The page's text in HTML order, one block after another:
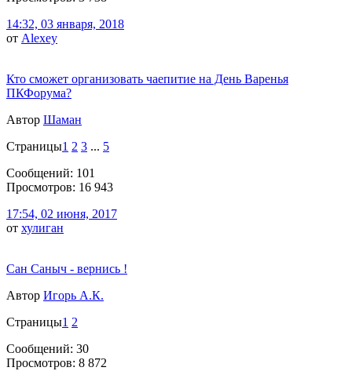
14:32, 03 января, 2018
от Alexey
Кто сможет организовать чаепитие на День Варенья
ПКФорума?
Автор Шаман
Страницы1 2 3 ... 5
Сообщений: 101
Просмотров: 16 943
17:54, 02 июня, 2017
от хулиган
Сан Саныч - вернись !
Автор Игорь А.К.
Страницы1 2
Сообщений: 30
Просмотров: 8 872